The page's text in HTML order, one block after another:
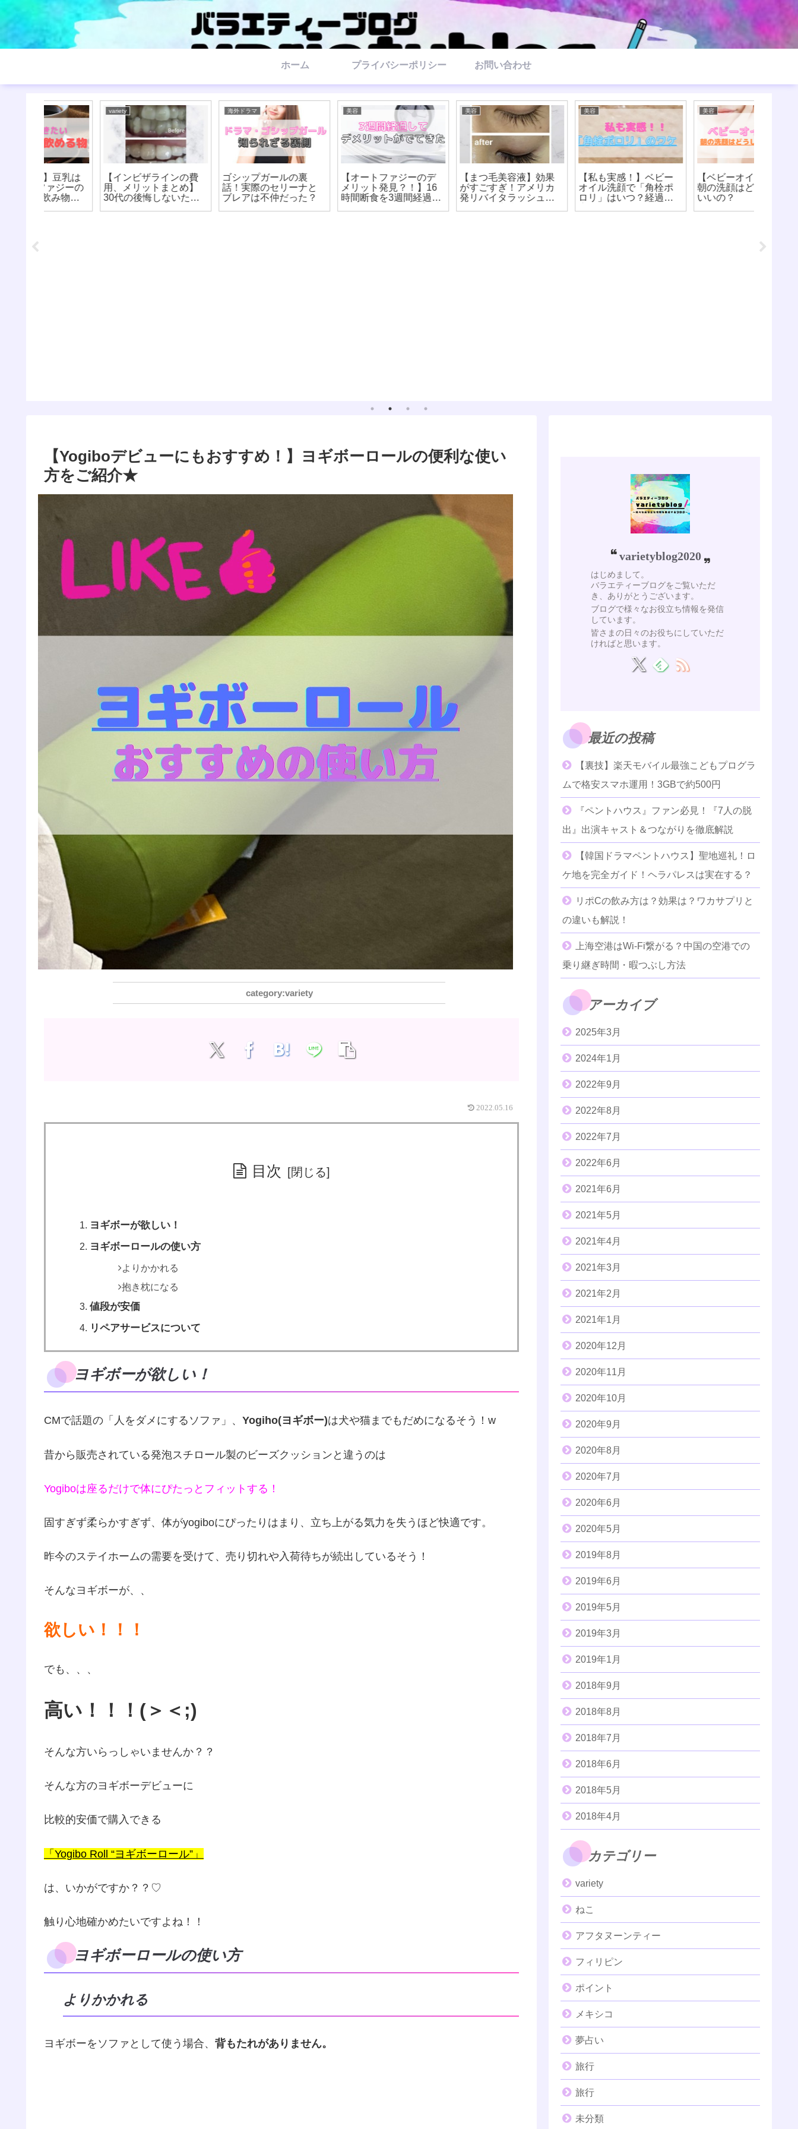
ホーム プライバシーポリシー お問い合わせ
variety
【インビザラインの費
用、メリットまとめ】
30代の後悔しないため
海外ドラマ
ゴシップガールの裏
話！実際のセリーナと
ブレアは不仲だった？
美容
【オートファジーのデ
メリット発見？！】16
時間断食を3週間経過し
美容
【まつ毛美容液】効果
がすごすぎ！アメリカ
発リバイタラッシュで
美容
【私も実感！】ベビー
オイル洗顔で「角栓ポ
ロリ」はいつ？経過観
美容
【ベビーオイル洗顔】
朝の洗顔はどうしたら
いいの？
【Yogiboデビューにもおすすめ！】ヨギボーロールの便利な使い
方をご紹介★
variety
2022.05.16
目次
ヨギボーが欲しい！
ヨギボーロールの使い方
よりかかれる
抱き枕になる
値段が安価
リペアサービスについて
ヨギボーが欲しい！
CMで話題の「人をダメにするソファ」、 Yogiho(ヨギボー)は犬や猫までもだめになるそう！w
昔から販売されている発泡スチロール製のビーズクッションと違うのは
Yogiboは座るだけで体にぴたっとフィットする！
固すぎず柔らかすぎず、体がyogiboにぴったりはまり、立ち上がる気力を失うほど快適です。
昨今のステイホームの需要を受けて、売り切れや入荷待ちが続出しているそう！
そんなヨギボーが、、
欲しい！！！
でも、、、
高い！！！(＞＜;)
そんな方いらっしゃいませんか？？
そんな方のヨギボーデビューに
比較的安価で購入できる
「Yogibo Roll “ヨギボーロール”」
は、いかがですか？？♡
触り心地確かめたいですよね！！
ヨギボーロールの使い方
よりかかれる
ヨギボーをソファとして使う場合、 背もたれがありません。
varietyblog2020
はじめまして。
バラエティーブログをご覧いただ
き、ありがとうございます。
ブログで様々なお役立ち情報を発信
しています。
皆さまの日々のお役ちにしていただ
ければと思います。
最近の投稿
【裏技】楽天モバイル最強こどもプログラ
ムで格安スマホ運用！3GBで約500円
『ペントハウス』ファン必見！『7人の脱
出』出演キャスト＆つながりを徹底解説
【韓国ドラマペントハウス】聖地巡礼！ロ
ケ地を完全ガイド！ヘラパレスは実在する？
リポCの飲み方は？効果は？ワカサプリと
の違いも解説！
上海空港はWi-Fi繋がる？中国の空港での
乗り継ぎ時間・暇つぶし方法
アーカイブ
2025年3月
2024年1月
2022年9月
2022年8月
2022年7月
2022年6月
2021年6月
2021年5月
2021年4月
2021年3月
2021年2月
2021年1月
2020年12月
2020年11月
2020年10月
2020年9月
2020年8月
2020年7月
2020年6月
2020年5月
2019年8月
2019年6月
2019年5月
2019年3月
2019年1月
2018年9月
2018年8月
2018年7月
2018年6月
2018年5月
2018年4月
カテゴリー
variety
ねこ
アフタヌーンティー
フィリピン
ポイント
メキシコ
夢占い
旅行
旅行
未分類